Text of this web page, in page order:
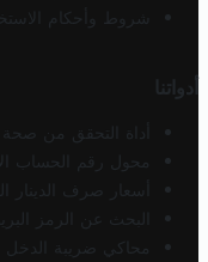
شروط وأحكام
أدواتنا
أداة التحقق من
محول رقم الحساب
أسعار صرف الدينار
البحث عن الرمز
محاكي ضريبة